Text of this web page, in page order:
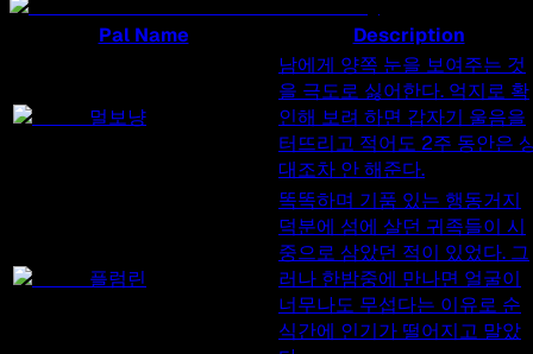
Pal Name Description
멀보냥
남에게 양쪽 눈을 보여주는 것
을 극도로 싫어한다. 억지로 확
인해 보려 하면 갑자기 울음을
터뜨리고 적어도 2주 동안은
대조차 안 해준다.
플럼린
똑똑하며 기품 있는 행동거지
덕분에 섬에 살던 귀족들이 시
중으로 삼았던 적이 있었다. 그
러나 한밤중에 만나면 얼굴이
너무나도 무섭다는 이유로 순
식간에 인기가 떨어지고 말았